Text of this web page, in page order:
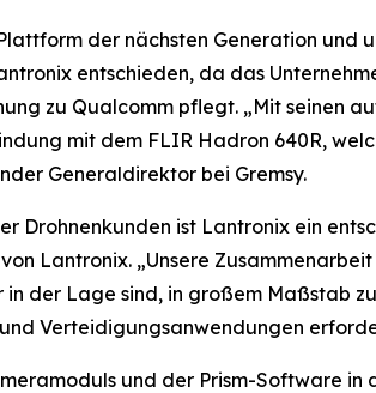
der nächsten Generation und
entschieden, da das
zu Qualcomm pflegt. „Mit seinen
mit dem FLIR Hadron 640R,
Generaldirektor bei Gremsy.
Drohnenkunden ist Lantronix ein
Lantronix. „Unsere
der Lage sind, in großem Maßstab
Verteidigungsanwendungen
und der Prism-Software